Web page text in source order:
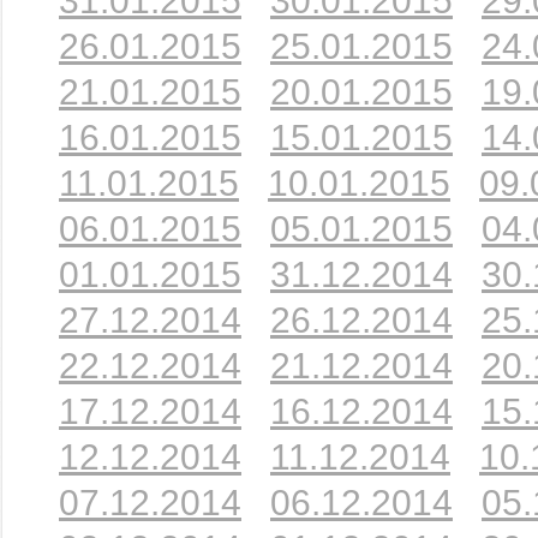
26.01.2015
25.01.2015
21.01.2015
20.01.2015
16.01.2015
15.01.2015
11.01.2015
10.01.2015
06.01.2015
05.01.2015
01.01.2015
31.12.2014
27.12.2014
26.12.2014
22.12.2014
21.12.2014
17.12.2014
16.12.2014
12.12.2014
11.12.2014
07.12.2014
06.12.2014